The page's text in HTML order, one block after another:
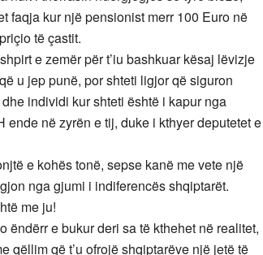
faqja kur një pensionist merr 100 Euro në
të çastit.
e zemër për t’iu bashkuar kësaj lëvizje
u jep punë, por shteti ligjor që siguron
individi kur shteti është i kapur nga
në zyrën e tij, duke i kthyer deputetet e
e kohës tonë, sepse kanë me vete një
nga gjumi i indiferencës shqiptarët.
me ju!
e bukur deri sa të kthehet në realitet,
qëllim që t’u ofrojë shqiptarëve një jetë të